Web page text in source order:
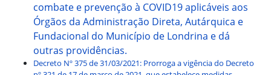
combate e prevenção à COVID19 aplicáveis aos
Órgãos da Administração Direta, Autárquica e
Fundacional do Município de Londrina e dá
outras providências.
Decreto Nº 375 de 31/03/2021: Prorroga a vigência do Decreto